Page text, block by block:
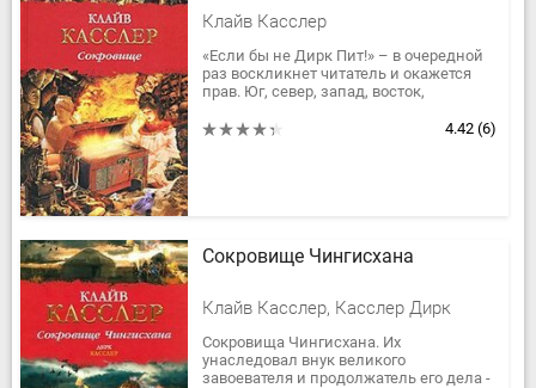
Клайв Касслер
«Если бы не Дирк Пит!» – в очередной
раз воскликнет читатель и окажется
прав. Юг, север, запад, восток,
только не пришлось побывать...
4.42 (6)
Сокровище Чингисхана
Клайв Касслер, Касслер Дирк
Сокровища Чингисхана. Их
унаследовал внук великого
завоевателя и продолжатель его дела -